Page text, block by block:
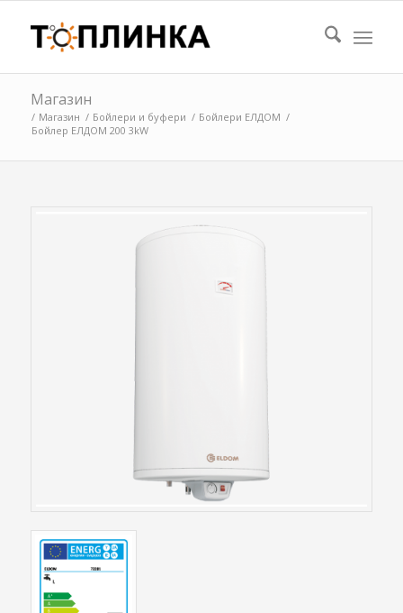
Магазин
/ Магазин / Бойлери и буфери / Бойлери ЕЛДОМ /
Бойлер ЕЛДОМ 200 3kW